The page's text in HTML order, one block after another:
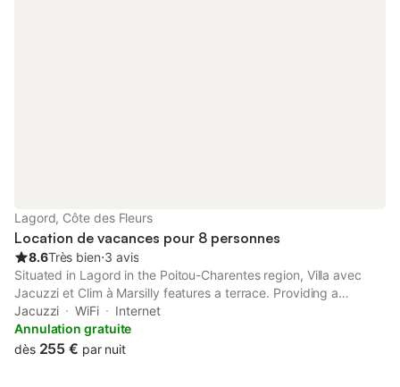
Lagord, Côte des Fleurs
Location de vacances pour 8 personnes
8.6Très bien⋅3 avis
Situated in Lagord in the Poitou-Charentes region, Villa avec
Jacuzzi et Clim à Marsilly features a terrace. Providing a
garden, the property is located within 8 km of La Rochelle Train
Station.
Jacuzzi WiFi
Internet
Annulation gratuite
dès 255 € par nuit